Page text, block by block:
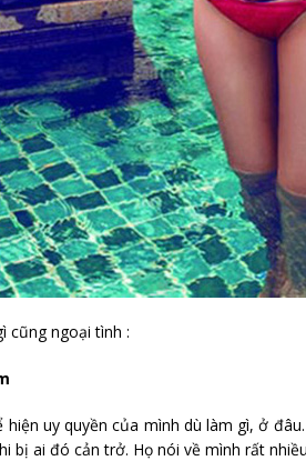
cũng ngoại tình :
uy quyền của mình dù làm gì, ở
bị ai đó cản trở. Họ nói về mình rất